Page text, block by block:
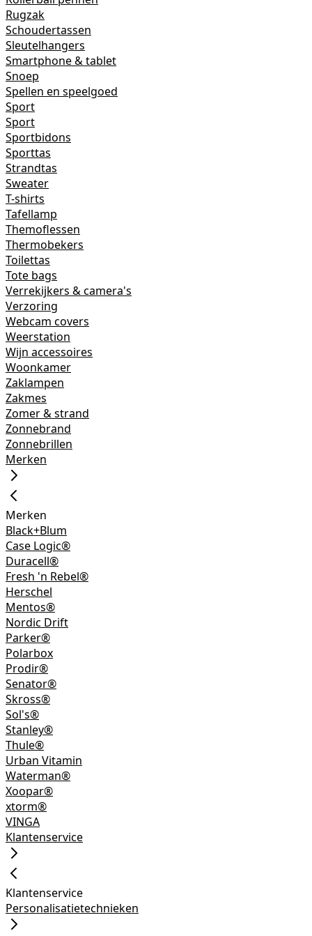
Rugzak
Schoudertassen
Sleutelhangers
Smartphone & tablet
Snoep
Spellen en speelgoed
Sport
Sport
Sportbidons
Sporttas
Strandtas
Sweater
T-shirts
Tafellamp
Themoflessen
Thermobekers
Toilettas
Tote bags
Verrekijkers & camera's
Verzoring
Webcam covers
Weerstation
Wijn accessoires
Woonkamer
Zaklampen
Zakmes
Zomer & strand
Zonnebrand
Zonnebrillen
Merken
Merken
Black+Blum
Case Logic®
Duracell®
Fresh 'n Rebel®
Herschel
Mentos®
Nordic Drift
Parker®
Polarbox
Prodir®
Senator®
Skross®
Sol's®
Stanley®
Thule®
Urban Vitamin
Waterman®
Xoopar®
xtorm®
VINGA
Klantenservice
Klantenservice
Personalisatietechnieken